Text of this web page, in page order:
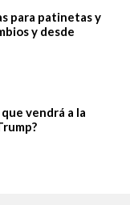
para patinetas y
y desde
vendrá a la